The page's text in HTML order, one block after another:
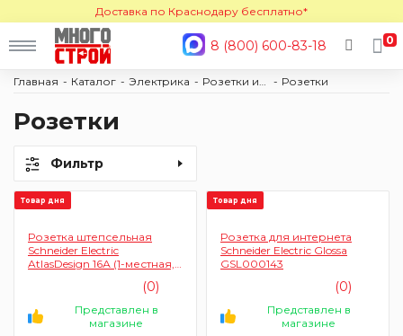
Доставка по Краснодару бесплатно*
8 (800) 600-83-18 0
Главная Каталог Электрика Розетки
Розетки
Фильтр
Товар дня
Розетка штепсельная
Schneider Electric
AtlasDesign 16А (1-местная,
(0)
Представлен в
магазине
Товар дня
Розетка для интернета
Schneider Electric Glossa
GSL000143
(0)
Представлен в
магазине